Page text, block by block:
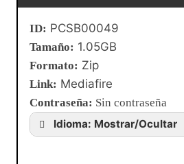
ID:
Tamaño: 1.05GB
Formato: Zip
Link: Mediafire
Contraseña: Sin contraseña
Idioma: Mostrar/Ocultar